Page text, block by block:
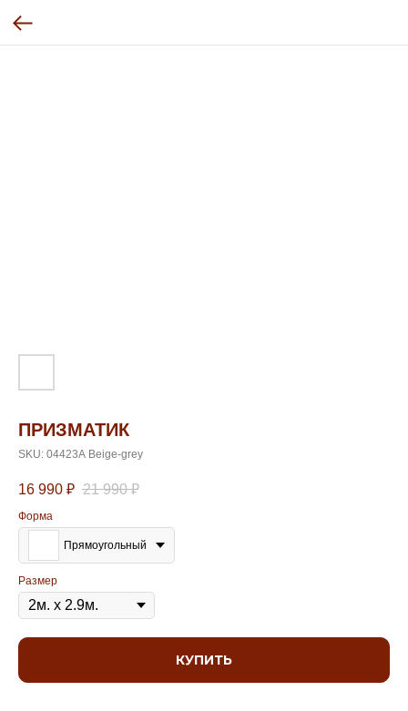
ПРИЗМАТИК
SKU: 04423А Beige-grey
16 990 ₽ 21 990 ₽
Форма
Прямоугольный
Размер
КУПИТЬ